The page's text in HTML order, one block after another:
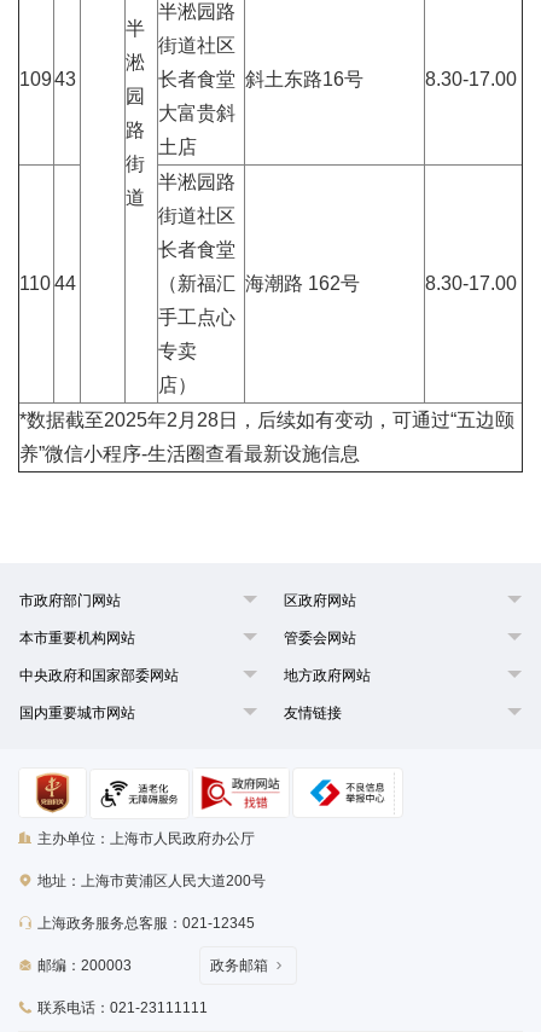
半
淞
园
路
街
道
10943
半淞园路
街道社区
长者食堂
大富贵斜
土店
斜土东路16号 8.30-17.00
11044
半淞园路
街道社区
长者食堂
（新福汇
手工点心
专卖
店）
海潮路 162号 8.30-17.00
*数据截至2025年2月28日，后续如有变动，可通过“五边颐
养”微信小程序-生活圈查看最新设施信息
市政府部门网站 区政府网站
本市重要机构网站 管委会网站
中央政府和国家部委网站 地方政府网站
国内重要城市网站 友情链接
主办单位：上海市人民政府办公厅
地址：上海市黄浦区人民大道200号
上海政务服务总客服：021-12345
邮编：200003
联系电话：021-23111111
政务邮箱